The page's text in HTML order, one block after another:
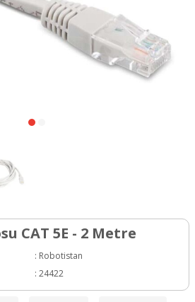
CAT 5E - 2 Metre
: Robotistan
: 24422